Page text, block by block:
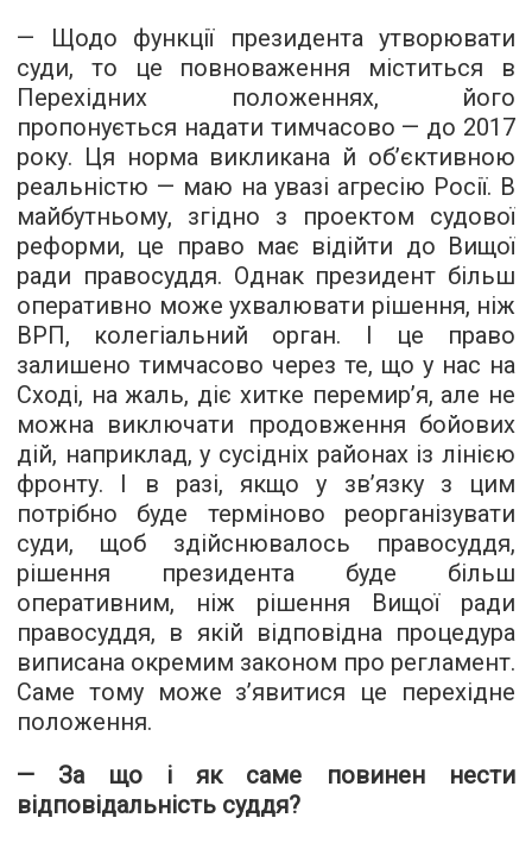
— Щодо функції президента утворювати
суди, то це повноваження міститься в
Перехідних положеннях, його
пропонується надати тимчасово — до 2017
року. Ця норма викликана й об’єктивною
реальністю — маю на увазі агресію Росії. В
майбутньому, згідно з проектом судової
реформи, це право має відійти до Вищої
ради правосуддя. Однак президент більш
оперативно може ухвалювати рішення, ніж
ВРП, колегіальний орган. І це право
залишено тимчасово через те, що у нас на
Сході, на жаль, діє хитке перемир’я, але не
можна виключати продовження бойових
дій, наприклад, у сусідніх районах із лінією
фронту. І в разі, якщо у зв’язку з цим
потрібно буде терміново реорганізувати
суди, щоб здійснювалось правосуддя,
рішення президента буде більш
оперативним, ніж рішення Вищої ради
правосуддя, в якій відповідна процедура
виписана окремим законом про регламент.
Саме тому може з’явитися це перехідне
положення.
— За що і як саме повинен нести
відповідальність суддя?